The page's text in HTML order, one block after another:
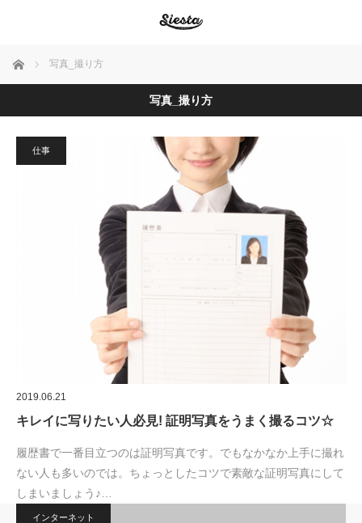
ホーム 写真_撮り方
写真_撮り方
仕事
2019.06.21
キレイに写りたい人必見! 証明写真をうまく撮るコツ☆
履歴書で一番目立つのは証明写真です。でもなかなか上手に撮れ
ない人も多いのでは。ちょっとしたコツで素敵な証明写真にして
しまいましょう♪…
インターネット